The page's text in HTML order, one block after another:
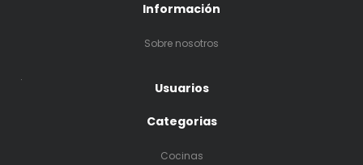
Información
Sobre nosotros
.
Usuarios
Categorias
Cocinas